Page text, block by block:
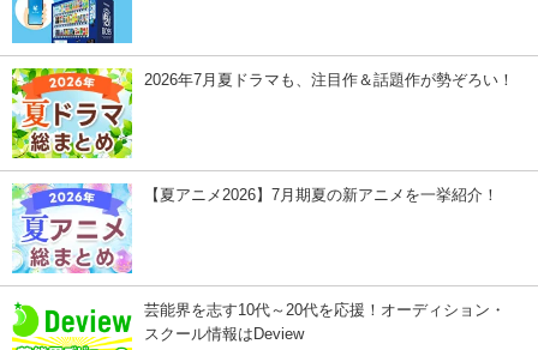
2026年7月夏ドラマも、注目作＆話題作が勢ぞろい！
【夏アニメ2026】7月期夏の新アニメを一挙紹介！
芸能界を志す10代～20代を応援！オーディション・
スクール情報はDeview